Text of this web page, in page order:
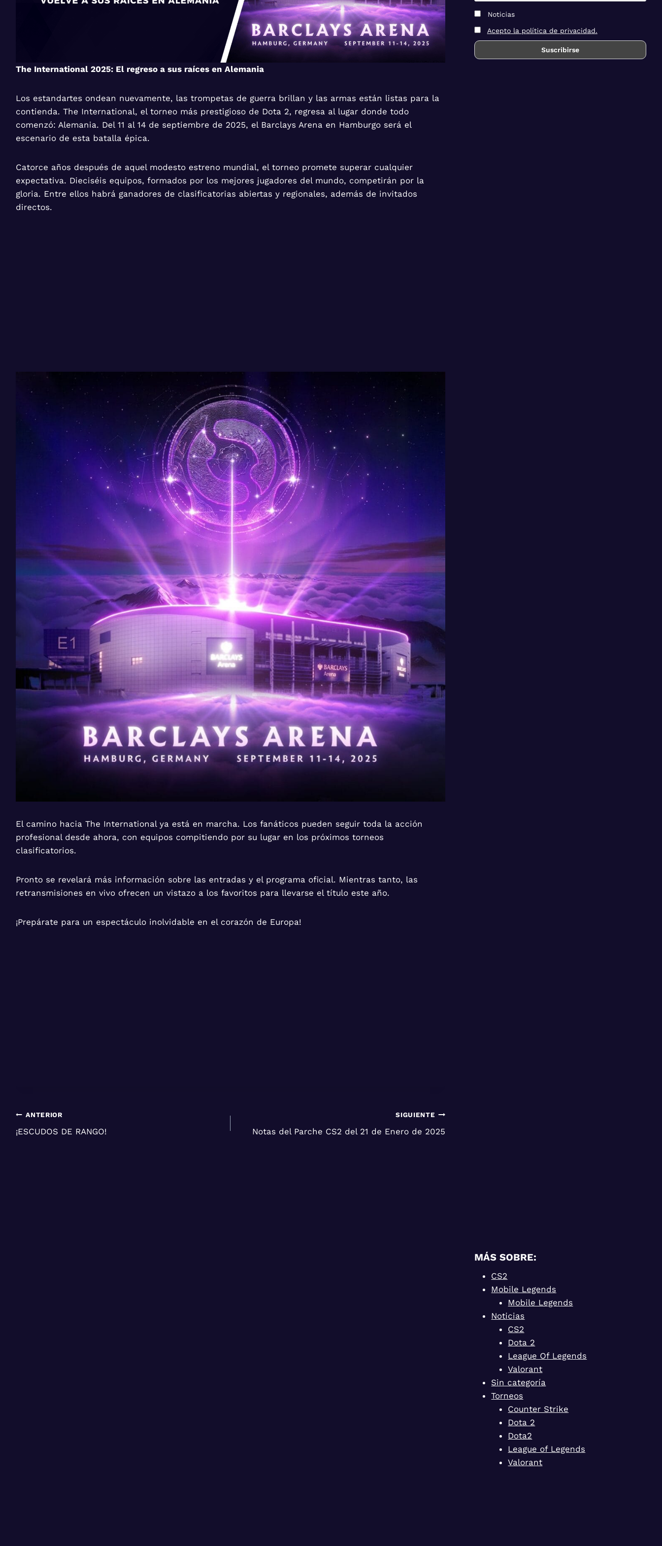
The International 2025: El regreso a sus raíces en Alemania
Los estandartes ondean nuevamente, las trompetas de guerra brillan y las armas están listas para la
contienda. The International, el torneo más prestigioso de Dota 2, regresa al lugar donde todo
comenzó: Alemania. Del 11 al 14 de septiembre de 2025, el Barclays Arena en Hamburgo será el
escenario de esta batalla épica.
Catorce años después de aquel modesto estreno mundial, el torneo promete superar cualquier
expectativa. Dieciséis equipos, formados por los mejores jugadores del mundo, competirán por la
gloria. Entre ellos habrá ganadores de clasificatorias abiertas y regionales, además de invitados
directos.
El camino hacia The International ya está en marcha. Los fanáticos pueden seguir toda la acción
profesional desde ahora, con equipos compitiendo por su lugar en los próximos torneos
clasificatorios.
Pronto se revelará más información sobre las entradas y el programa oficial. Mientras tanto, las
retransmisiones en vivo ofrecen un vistazo a los favoritos para llevarse el título este año.
¡Prepárate para un espectáculo inolvidable en el corazón de Europa!
Navegación
de
ANTERIOR
¡ESCUDOS DE RANGO!
SIGUIENTE
Notas del Parche CS2 del 21 de Enero de 2025
Noticias
Acepto la política de privacidad.
MÁS SOBRE:
CS2
Mobile Legends
Mobile Legends
Noticias
CS2
Dota 2
League Of Legends
Valorant
Sin categoría
Torneos
Counter Strike
Dota 2
Dota2
League of Legends
Valorant